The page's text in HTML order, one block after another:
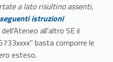
a lato risultino assenti,
istruzioni
all'altro SE il
basta comporre le
esteso.